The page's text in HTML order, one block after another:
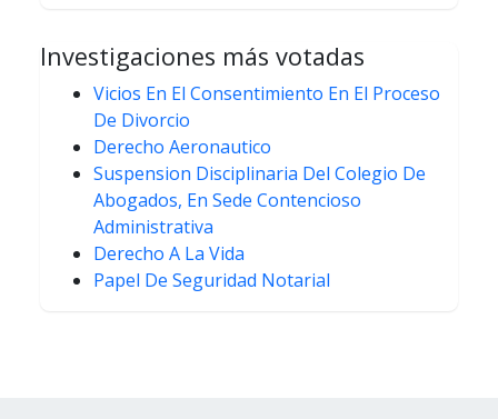
Investigaciones más votadas
Vicios En El Consentimiento En El Proceso
De Divorcio
Derecho Aeronautico
Suspension Disciplinaria Del Colegio De
Abogados, En Sede Contencioso
Administrativa
Derecho A La Vida
Papel De Seguridad Notarial